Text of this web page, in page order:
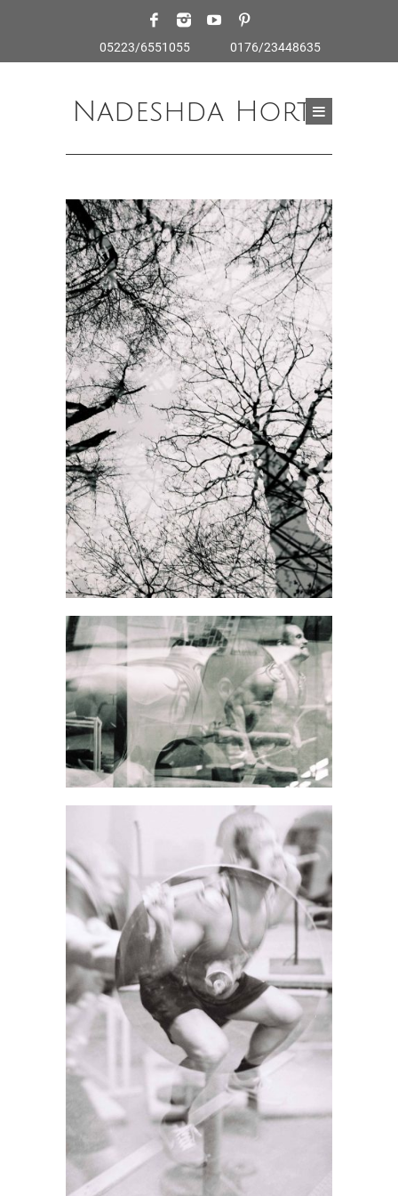
05223/6551055 0176/23448635
Nadeshda Horte